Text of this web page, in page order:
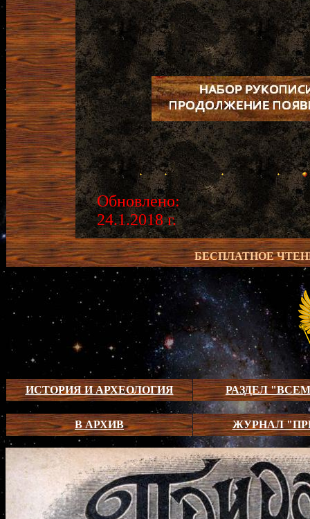
Обновлено:
24.1.2018 г.
БЕСПЛАТНОЕ
ИСТОРИЯ И АРХЕОЛОГИЯ РАЗДЕЛ
В АРХИВ ЖУРНАЛ